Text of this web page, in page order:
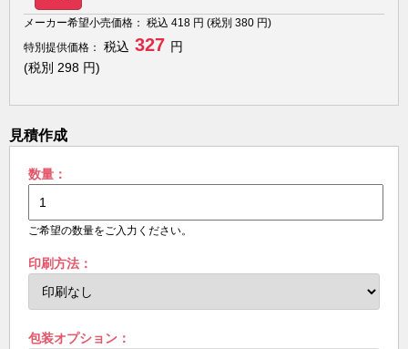
メーカー希望小売価格： 税込 418 円 (税別 380 円)
特別提供価格：
税込 327 円
(税別 298 円)
見積作成
数量：
ご希望の数量をご入力ください。
印刷方法：
包装オプション：